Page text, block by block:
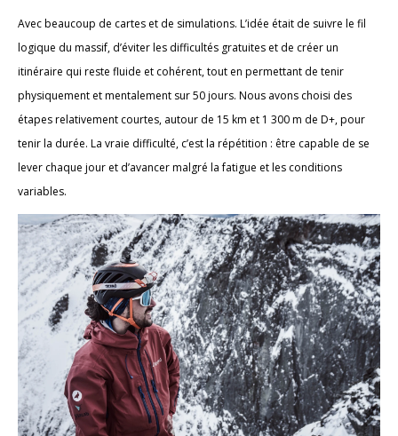
Avec beaucoup de cartes et de simulations. L’idée était de suivre le fil
logique du massif, d’éviter les difficultés gratuites et de créer un
itinéraire qui reste fluide et cohérent, tout en permettant de tenir
physiquement et mentalement sur 50 jours. Nous avons choisi des
étapes relativement courtes, autour de 15 km et 1 300 m de D+, pour
tenir la durée. La vraie difficulté, c’est la répétition : être capable de se
lever chaque jour et d’avancer malgré la fatigue et les conditions
variables.